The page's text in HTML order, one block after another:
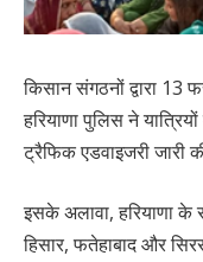
किसान संगठनों द्वारा
हरियाणा पुलिस ने
ट्रैफिक एडवाइजरी जारी
इसके अलावा, हरियाणा
हिसार, फतेहाबाद और